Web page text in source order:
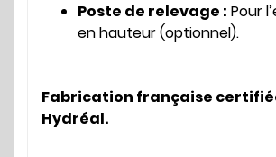
Poste de relevage : Pour
en hauteur (optionnel).
Fabrication française
Hydréal.